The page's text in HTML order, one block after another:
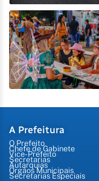
A Prefeitura
O Prefeito
Chefe de Gabinete
Vice-Prefeito
Secretarias
Autarquias
Órgãos Municipais
Secretarias Especiais